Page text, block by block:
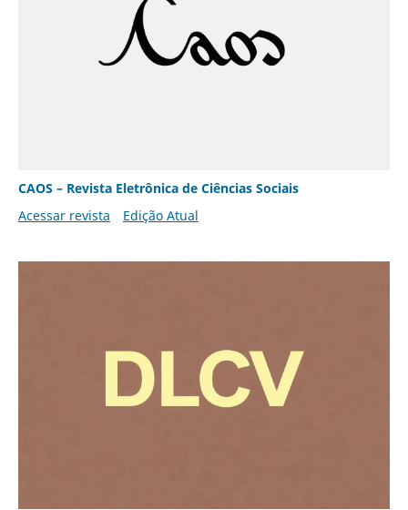
CAOS – Revista Eletrônica de Ciências Sociais
Acessar revista
Edição Atual